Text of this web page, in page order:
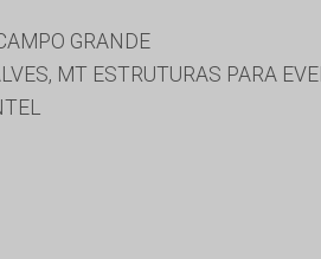
GRANDE
MT ESTRUTURAS PARA